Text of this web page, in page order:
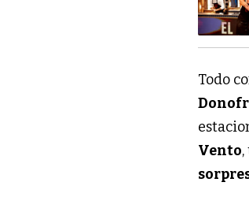
Todo
Vento